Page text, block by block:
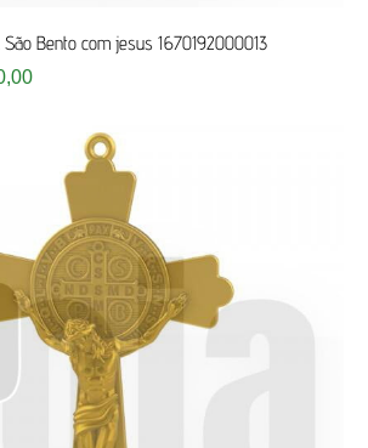
São Bento com jesus 1670192000013